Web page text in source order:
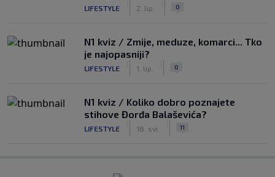
LIFESTYLE 2. lip. 0
N1 kviz / Zmije, meduze, komarci... Tko
je najopasniji?
LIFESTYLE 1. lip. 0
N1 kviz / Koliko dobro poznajete
stihove Đorđa Balaševića?
LIFESTYLE 18. svi. 11